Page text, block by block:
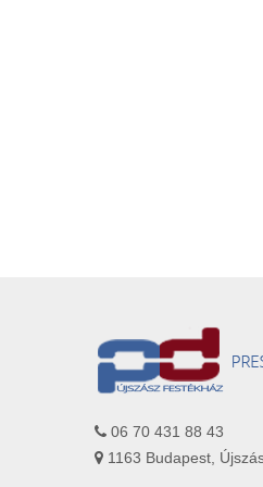
06 70 431 88 43
1163 Budapest,